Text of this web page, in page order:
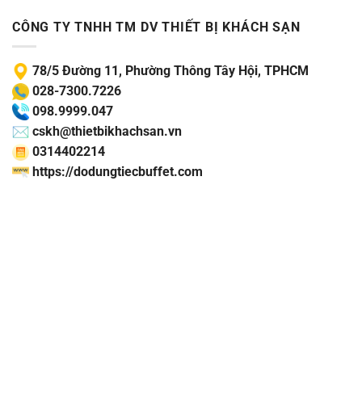
CÔNG TY TNHH TM DV THIẾT BỊ KHÁCH SẠN
78/5 Đường 11, Phường Thông Tây Hội, TPHCM
028-7300.7226
098.9999.047
cskh@thietbikhachsan.vn
0314402214
https://dodungtiecbuffet.com